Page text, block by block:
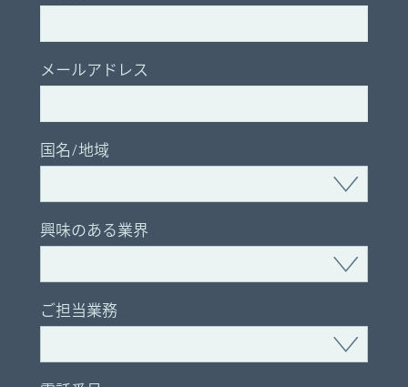
メールアドレス
国名/地域
興味のある業界
ご担当業務